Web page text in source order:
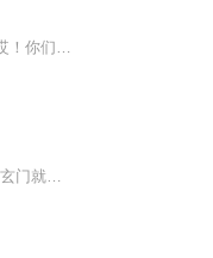
这年头~恋商为零的男女主竟然也会谈恋爱了？！殷一（老六女主）：嗨嗨嗨！我横刀立马天下无敌！殷一：哎！你们去哪去啊！！别走啊！我大刀还没耍完呢！！路人甲：你没听说啊！穆言大神来咱们服了！听说他是全网第一暗影牧师！殷一：哎呦喂！我来会会他！！...
【内容简介】天下玄士之首，方为命师。七十年后的命师明微，为救师父回到永嘉十八年。从此，这个世界的玄门就没规矩了....诸君:阁下何不乘风起，扶摇直上九万里。明微:正有此意。上辈子，明微疲于奔命，终究没能改变国运，失去了最重要的亲人。睁开眼，她...